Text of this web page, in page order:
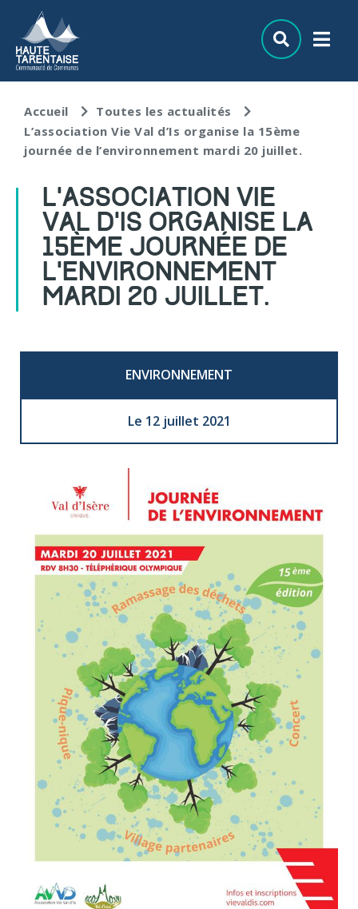
Aller à la recherche
Accueil
Toutes les actualités
L’association Vie Val d’Is organise la 15ème
journée de l’environnement mardi 20 juillet.
L’ASSOCIATION VIE
VAL D’IS ORGANISE LA
15ÈME JOURNÉE DE
L’ENVIRONNEMENT
MARDI 20 JUILLET.
ENVIRONNEMENT
Le 12 juillet 2021